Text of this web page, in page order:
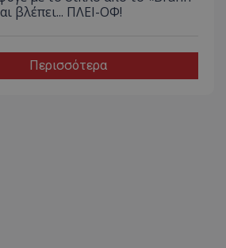
βλέπει... ΠΛΕΙ-ΟΦ!
Περισσότερα